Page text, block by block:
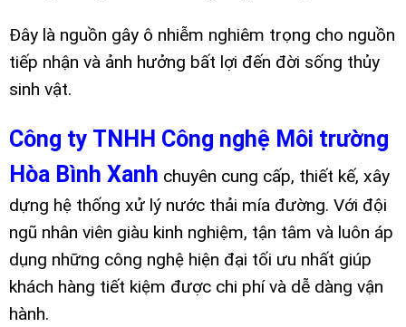
Đây là nguồn gây ô nhiễm nghiêm trọng cho nguồn
tiếp nhận và ảnh hưởng bất lợi đến đời sống thủy
sinh vật.
Công ty TNHH Công nghệ Môi trường
Hòa Bình Xanh chuyên cung cấp, thiết kế, xây
dựng hệ thống xử lý nước thải mía đường. Với đội
ngũ nhân viên giàu kinh nghiệm, tận tâm và luôn áp
dụng những công nghệ hiện đại tối ưu nhất giúp
khách hàng tiết kiệm được chi phí và dễ dàng vận
hành.